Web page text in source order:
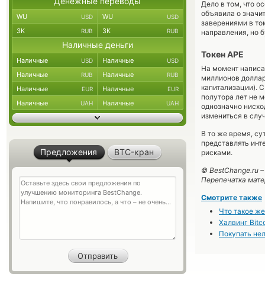
Дело в том, что
объявила о
заверениями в
направления, но
Токен APE
На момент
миллионов
капитализации).
полутора лет не
однозначно
измениться в
В то же время,
представлять
рисками.
© BestChange.ru –
Перепечатка
Смотрите также
Что такое
Халвинг
Покупать
WU USD WU USD
ЗК RUB ЗК RUB
Наличные деньги
Наличные USD Наличные USD
Наличные RUB Наличные RUB
Наличные EUR Наличные EUR
Наличные UAH Наличные UAH
Предложения BTC-кран